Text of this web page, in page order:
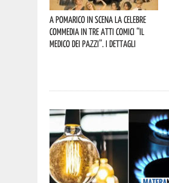
A Pomarico in scena la celebre
commedia in tre atti comici “Il
medico dei pazzi”. I dettagli